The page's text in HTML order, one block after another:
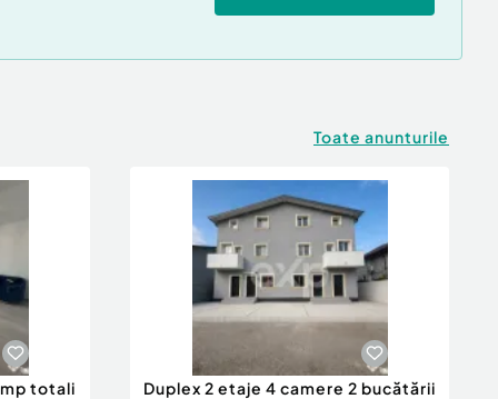
Toate anunturile
mp totali
Duplex 2 etaje 4 camere 2 bucătării